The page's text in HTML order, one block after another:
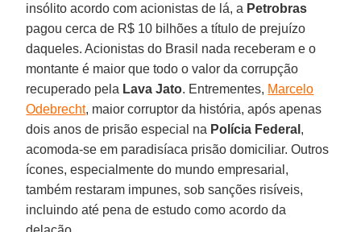
insólito acordo com acionistas de lá, a Petrobras
pagou cerca de R$ 10 bilhões a título de prejuízo
daqueles. Acionistas do Brasil nada receberam e o
montante é maior que todo o valor da corrupção
recuperado pela Lava Jato. Entrementes, Marcelo
Odebrecht, maior corruptor da história, após apenas
dois anos de prisão especial na Polícia Federal ,
acomoda-se em paradisíaca prisão domiciliar. Outros
ícones, especialmente do mundo empresarial,
também restaram impunes, sob sanções risíveis,
incluindo até pena de estudo como acordo da